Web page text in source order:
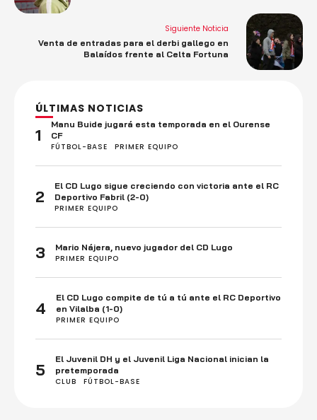
Siguiente Noticia
Venta de entradas para el derbi gallego en
Balaídos frente al Celta Fortuna
ÚLTIMAS NOTICIAS
1
Manu Buide jugará esta temporada en el Ourense
CF
FÚTBOL-BASE
PRIMER EQUIPO
2
El CD Lugo sigue creciendo con victoria ante el RC
Deportivo Fabril (2-0)
PRIMER EQUIPO
3
Mario Nájera, nuevo jugador del CD Lugo
PRIMER EQUIPO
4
El CD Lugo compite de tú a tú ante el RC Deportivo
en Vilalba (1-0)
PRIMER EQUIPO
5
El Juvenil DH y el Juvenil Liga Nacional inician la
pretemporada
CLUB
FÚTBOL-BASE